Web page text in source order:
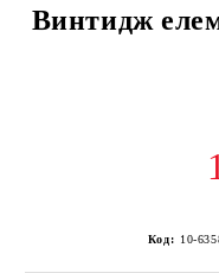
Винтидж
Код: 10-